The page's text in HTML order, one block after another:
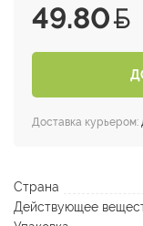
49.80
Доставка курьером:
Страна
Действующее